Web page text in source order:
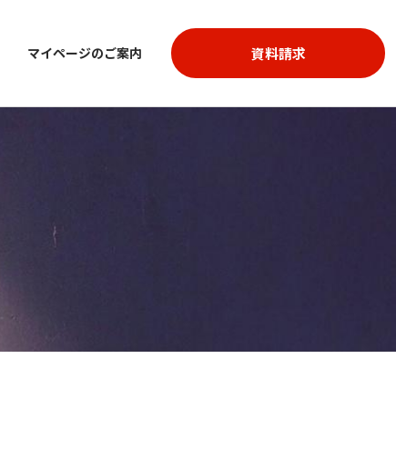
マイページのご案内 資料請求